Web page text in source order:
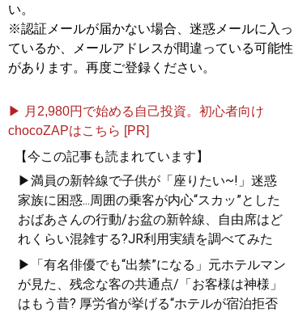
い。
※認証メールが届かない場合、迷惑メールに入っ
ているか、メールアドレスが間違っている可能性
があります。再度ご登録ください。
▶ 月2,980円で始める自己投資。初心者向け
chocoZAPはこちら [PR]
【今この記事も読まれています】
▶満員の新幹線で子供が「座りたい~!」迷惑
家族に困惑...周囲の乗客が内心“スカッ”とした
おばあさんの行動/お盆の新幹線、自由席はど
れくらい混雑する?JR利用実績を調べてみた
▶「有名俳優でも“出禁”になる」元ホテルマン
が見た、残念な客の共通点/「お客様は神様」
はもう昔? 厚労省が挙げる“ホテルが宿泊拒否